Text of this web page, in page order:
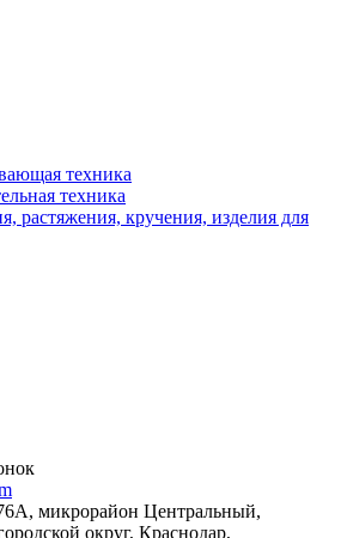
техника
техника
растяжения, кручения, изделия для
микрорайон Центральный,
округ, Краснодар,